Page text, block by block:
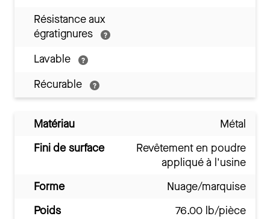
Résistance aux
égratignures
Lavable
Récurable
Matériau
Métal
Fini de surface
Revêtement en poudre
appliqué à l'usine
Forme
Nuage/marquise
Poids
76.00 lb/pièce